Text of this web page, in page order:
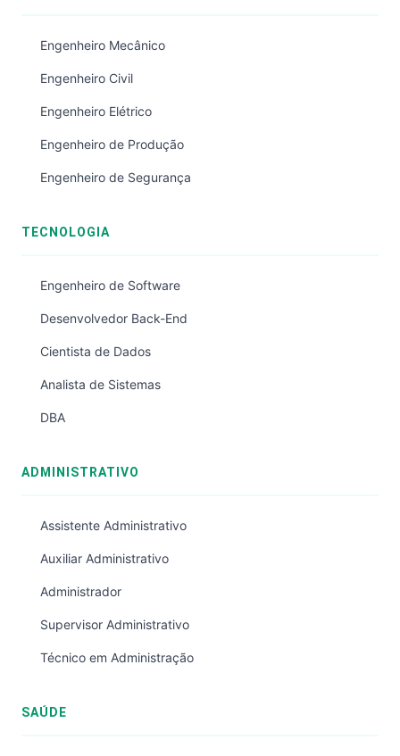
Engenheiro Mecânico
Engenheiro Civil
Engenheiro Elétrico
Engenheiro de Produção
Engenheiro de Segurança
TECNOLOGIA
Engenheiro de Software
Desenvolvedor Back-End
Cientista de Dados
Analista de Sistemas
DBA
ADMINISTRATIVO
Assistente Administrativo
Auxiliar Administrativo
Administrador
Supervisor Administrativo
Técnico em Administração
SAÚDE